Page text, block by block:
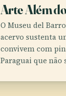
Arte Além
O Museu del
acervo sustenta
convivem com
Paraguai que não